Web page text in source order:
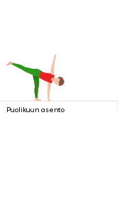
Puolikuun asento